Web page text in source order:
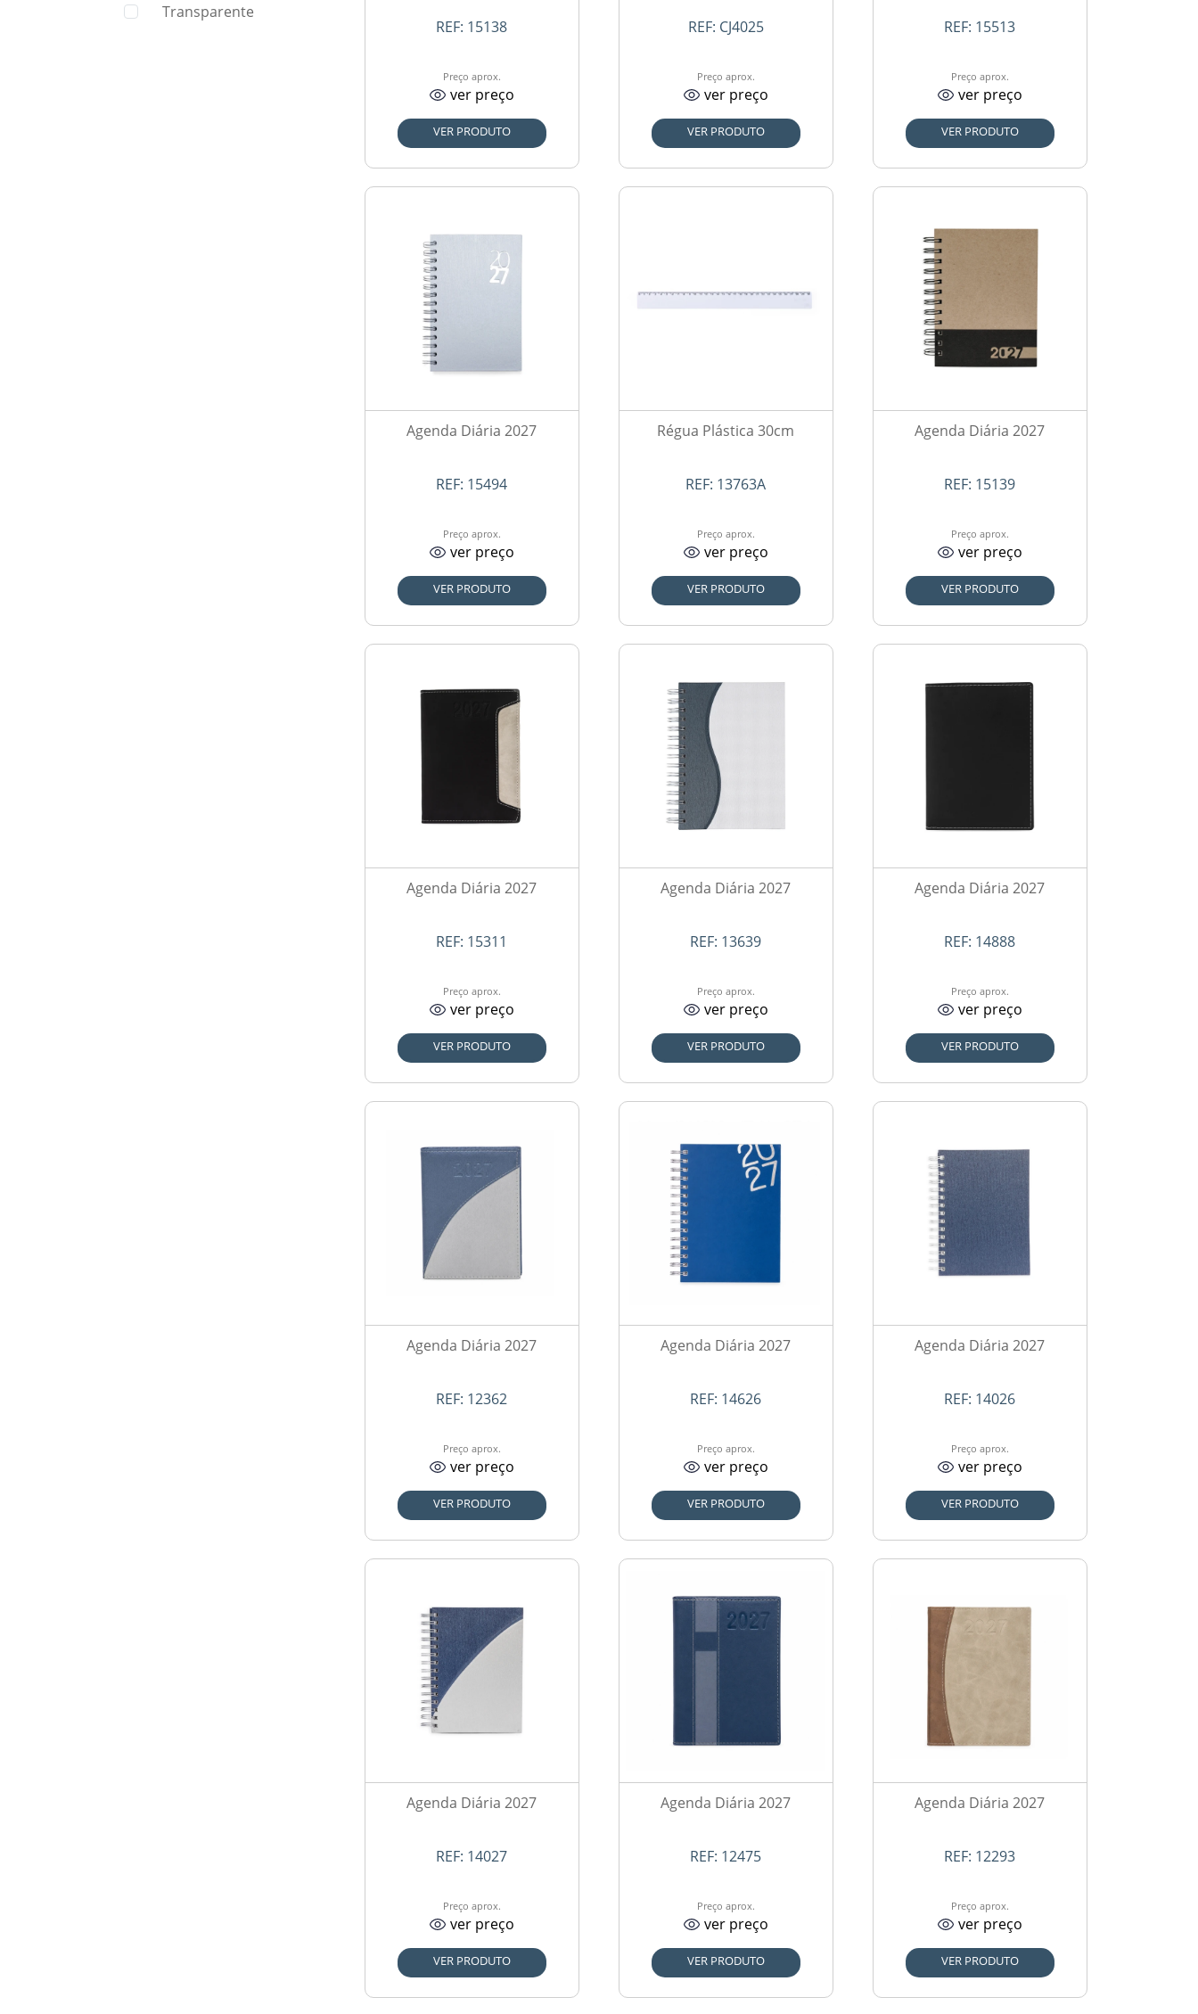
Transparente
REF: 15138
Preço aprox.
ver preço
VER PRODUTO
REF: CJ4025
Preço aprox.
ver preço
VER PRODUTO
REF: 15513
Preço aprox.
ver preço
VER PRODUTO
Agenda Diária 2027
REF: 15494
Preço aprox.
ver preço
VER PRODUTO
Régua Plástica 30cm
REF: 13763A
Preço aprox.
ver preço
VER PRODUTO
Agenda Diária 2027
REF: 15139
Preço aprox.
ver preço
VER PRODUTO
Agenda Diária 2027
REF: 15311
Preço aprox.
ver preço
VER PRODUTO
Agenda Diária 2027
REF: 13639
Preço aprox.
ver preço
VER PRODUTO
Agenda Diária 2027
REF: 14888
Preço aprox.
ver preço
VER PRODUTO
Agenda Diária 2027
REF: 12362
Preço aprox.
ver preço
VER PRODUTO
Agenda Diária 2027
REF: 14626
Preço aprox.
ver preço
VER PRODUTO
Agenda Diária 2027
REF: 14026
Preço aprox.
ver preço
VER PRODUTO
Agenda Diária 2027
REF: 14027
Preço aprox.
ver preço
VER PRODUTO
Agenda Diária 2027
REF: 12475
Preço aprox.
ver preço
VER PRODUTO
Agenda Diária 2027
REF: 12293
Preço aprox.
ver preço
VER PRODUTO